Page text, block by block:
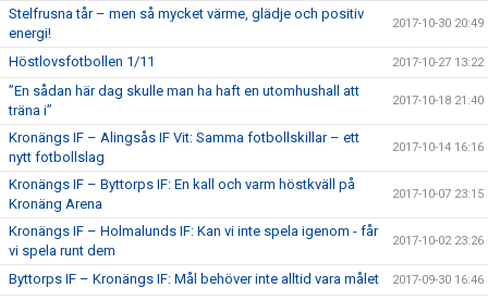
Stelfrusna tår – men så mycket värme, glädje och positiv
energi!
2017-10-30 20:49
Höstlovsfotbollen 1/11 2017-10-27 13:22
”En sådan här dag skulle man ha haft en utomhushall att
träna i”
2017-10-18 21:40
Kronängs IF – Alingsås IF Vit: Samma fotbollskillar – ett
nytt fotbollslag
2017-10-14 16:16
Kronängs IF – Byttorps IF: En kall och varm höstkväll på
Kronäng Arena
2017-10-07 23:15
Kronängs IF – Holmalunds IF: Kan vi inte spela igenom - får
vi spela runt dem
2017-10-02 23:26
Byttorps IF – Kronängs IF: Mål behöver inte alltid vara målet 2017-09-30 16:46